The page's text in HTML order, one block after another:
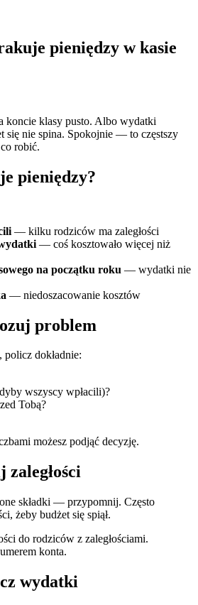
pieniędzy w kasie
koncie klasy pusto. Albo wydatki
się nie spina. Spokojnie — to częstszy
robić.
pieniędzy?
— kilku rodziców ma zaległości
— coś kosztowało więcej niż
na początku roku — wydatki nie
— niedoszacowanie kosztów
problem
dokładnie:
wszyscy wpłacili)?
Tobą?
możesz podjąć decyzję.
składki — przypomnij. Często
żeby budżet się spiął.
do rodziców z zaległościami.
konta.
wydatki